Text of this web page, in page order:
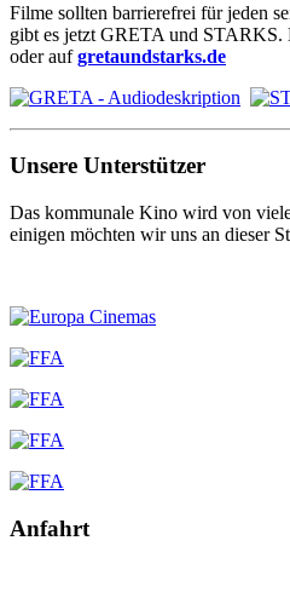
Filme sollten barrierefrei für jeden
gibt es jetzt GRETA und STARKS.
oder aufgretaundstarks.de
Unsere Unterstützer
Das kommunale Kino wird von
einigen möchten wir uns an dieser
Anfahrt